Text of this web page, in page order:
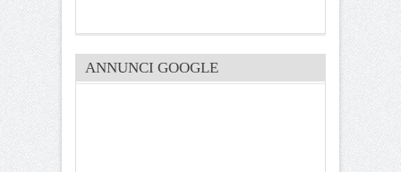
ANNUNCI GOOGLE